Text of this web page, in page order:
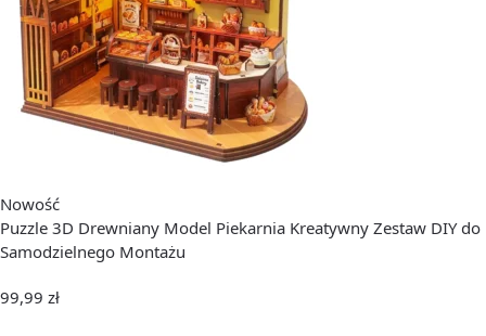
Nowość
Puzzle 3D Drewniany Model Piekarnia Kreatywny Zestaw DIY do
Samodzielnego Montażu
99,99 zł